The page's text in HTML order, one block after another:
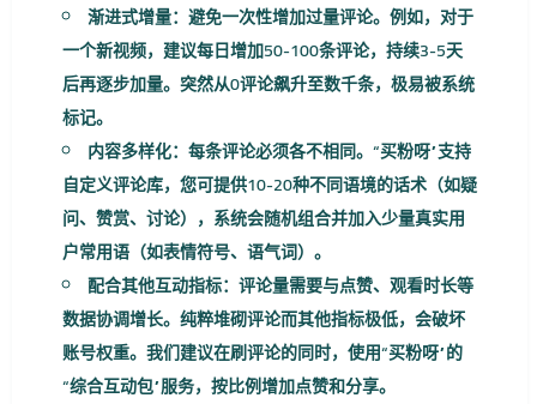
渐进式增量：避免一次性增加过量评论。例如，对于
一个新视频，建议每日增加50-100条评论，持续3-5天
后再逐步加量。突然从0评论飙升至数千条，极易被系统
标记。
内容多样化：每条评论必须各不相同。“买粉呀”支持
自定义评论库，您可提供10-20种不同语境的话术（如疑
问、赞赏、讨论），系统会随机组合并加入少量真实用
户常用语（如表情符号、语气词）。
配合其他互动指标：评论量需要与点赞、观看时长等
数据协调增长。纯粹堆砌评论而其他指标极低，会破坏
账号权重。我们建议在刷评论的同时，使用“买粉呀”的
“综合互动包”服务，按比例增加点赞和分享。